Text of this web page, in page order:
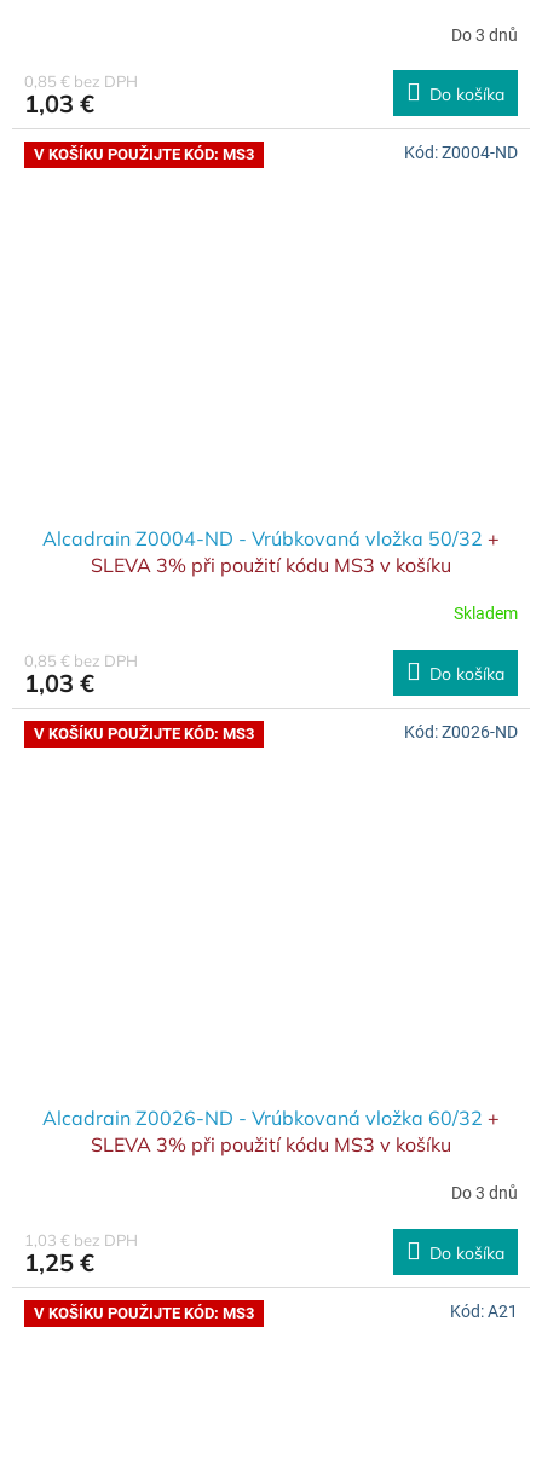
Do 3 dnů
0,85 € bez DPH
1,03 € Do košíka
V KOŠÍKU POUŽIJTE KÓD: MS3
Alcadrain Z0004-ND - Vrúbkovaná vložka 50/32 +
SLEVA 3% při použití kódu MS3 v košíku
Skladem
0,85 € bez DPH
1,03 € Do košíka
Kód:Z0004-ND
V KOŠÍKU POUŽIJTE KÓD: MS3
Alcadrain Z0026-ND - Vrúbkovaná vložka 60/32 +
SLEVA 3% při použití kódu MS3 v košíku
Do 3 dnů
1,03 € bez DPH
1,25 € Do košíka
Kód:Z0026-ND
V KOŠÍKU POUŽIJTE KÓD: MS3 Kód:A21